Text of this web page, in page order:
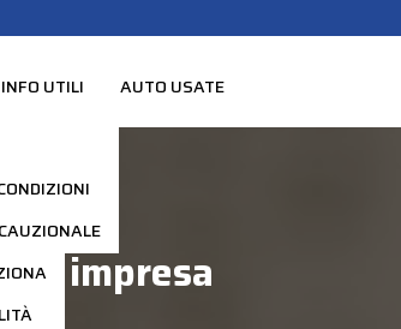
INFO UTILI AUTO USATE
impresa